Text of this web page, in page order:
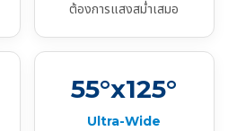
ต้องการแสงสม่ำเสมอ
55°x125°
Ultra-Wide